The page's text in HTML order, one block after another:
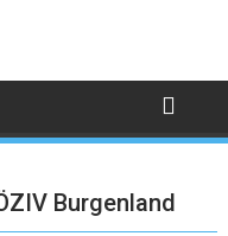
Burgenland